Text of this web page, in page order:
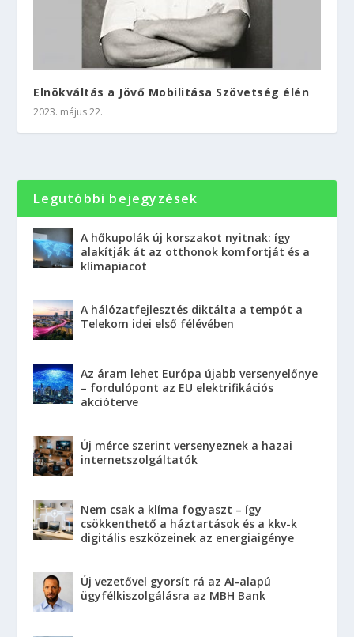
Elnökváltás a Jövő Mobilitása Szövetség élén
2023. május 22.
Legutóbbi bejegyzések
A hőkupolák új korszakot nyitnak: így
alakítják át az otthonok komfortját és a
klímapiacot
A hálózatfejlesztés diktálta a tempót a
Telekom idei első félévében
Az áram lehet Európa újabb versenyelőnye
– fordulópont az EU elektrifikációs
akcióterve
Új mérce szerint versenyeznek a hazai
internetszolgáltatók
Nem csak a klíma fogyaszt – így
csökkenthető a háztartások és a kkv-k
digitális eszközeinek az energiaigénye
Új vezetővel gyorsít rá az AI-alapú
ügyfélkiszolgálásra az MBH Bank